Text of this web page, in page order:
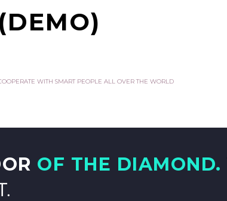
WITH SMART PEOPLE ALL OVER THE WORLD
OF THE DIAMOND.